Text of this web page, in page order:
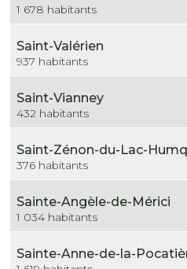
1 678 habitants
Saint-Valérien
937 habitants
Saint-Vianney
432 habitants
Saint-Zénon-du-Lac-
376 habitants
Sainte-Angèle-de-Mérici
1 034 habitants
Sainte-Anne-de-la-